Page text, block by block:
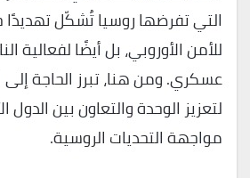
التي تفرضها روسيا تُشكّل
للأمن الأوروبي، بل أيضًا لفعالية
عسكري. ومن هنا، تبرز الحاجة إلى
لتعزيز الوحدة والتعاون بين
مواجهة التحديات الروسية.